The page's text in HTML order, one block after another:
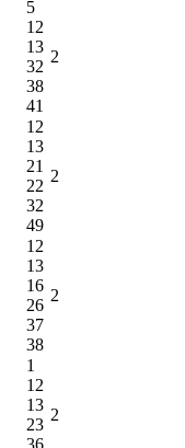
5
12
13
32
38
41
2
12
13
21
22
32
49
2
12
13
16
26
37
38
2
1
12
13
23
36
2